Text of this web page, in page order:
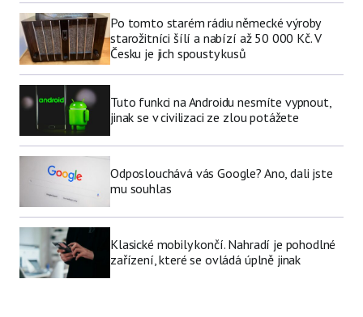
Po tomto starém rádiu německé výroby
starožitníci šílí a nabízí až 50 000 Kč. V
Česku je jich spousty kusů
Tuto funkci na Androidu nesmíte vypnout,
jinak se v civilizaci ze zlou potážete
Odposlouchává vás Google? Ano, dali jste
mu souhlas
Klasické mobily končí. Nahradí je pohodlné
zařízení, které se ovládá úplně jinak